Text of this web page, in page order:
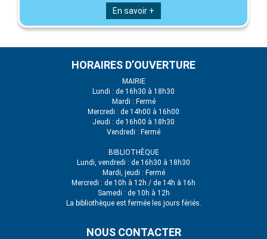
En savoir +
HORAIRES D’OUVERTURE
MAIRIE
Lundi : de 16h30 à 18h30
Mardi : Fermé
Mercredi : de 14h00 à 16h00
Jeudi : de 16h00 à 18h30
Vendredi : Fermé
BIBLIOTHÈQUE
Lundi, vendredi : de 16h30 à 18h30
Mardi, jeudi : Fermé
Mercredi : de 10h à 12h / de 14h à 16h
Samedi : de 10h à 12h
La bibliothèque est fermée les jours fériés.
NOUS CONTACTER